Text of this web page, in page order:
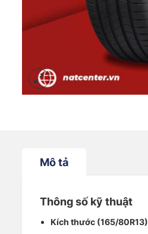
Mô tả
Thông số kỹ thuật
Kích thước (165/80R13)